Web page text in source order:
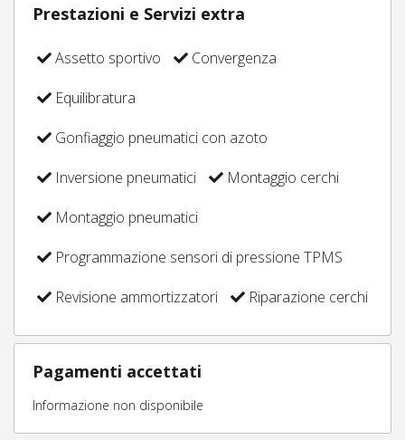
Prestazioni e Servizi extra
Assetto sportivo
Convergenza
Equilibratura
Gonfiaggio pneumatici con azoto
Inversione pneumatici
Montaggio cerchi
Montaggio pneumatici
Programmazione sensori di pressione TPMS
Revisione ammortizzatori
Riparazione cerchi
Pagamenti accettati
Informazione non disponibile